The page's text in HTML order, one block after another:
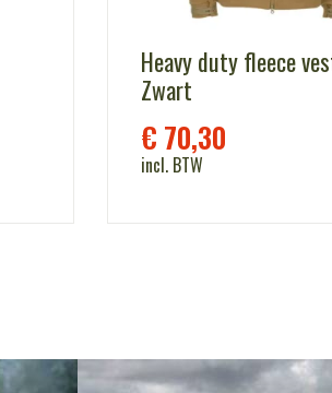
Heavy duty fleece
Zwart
€ 70,30
incl. BTW